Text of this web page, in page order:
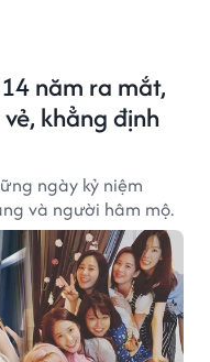
năm ra mắt,
khẳng định
ngày kỷ niệm
và người hâm mộ.